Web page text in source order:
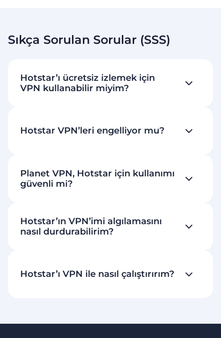
Sıkça Sorulan Sorular (SSS)
Hotstar’ı ücretsiz izlemek için
VPN kullanabilir miyim?
Hotstar VPN’leri engelliyor mu?
Planet VPN, Hotstar için kullanımı
güvenli mi?
Hotstar’ın VPN’imi algılamasını
nasıl durdurabilirim?
Hotstar’ı VPN ile nasıl çalıştırırım?